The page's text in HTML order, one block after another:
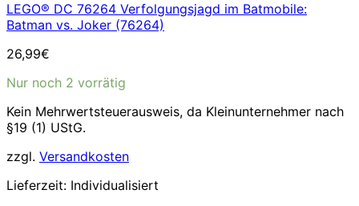
LEGO® DC 76264 Verfolgungsjagd im Batmobile:
Batman vs. Joker (76264)
26,99€
Nur noch 2 vorrätig
Kein Mehrwertsteuerausweis, da Kleinunternehmer nach
§19 (1) UStG.
zzgl. Versandkosten
Lieferzeit: Individualisiert